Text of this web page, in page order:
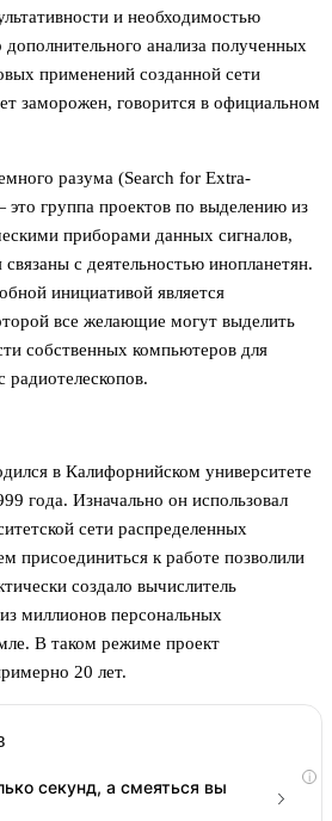
и необходимостью
анализа полученных
применений созданной сети
заморожен, говорится в официальном
разума (Search for Extra-
группа проектов по выделению из
приборами данных сигналов,
связаны с деятельностью инопланетян.
инициативой является
все желающие могут выделить
собственных компьютеров для
в Калифорнийском университете
года. Изначально он использовал
сети распределенных
присоединиться к работе позволили
создало вычислитель
миллионов персональных
В таком режиме проект
20 лет.
i
секунд, а смеяться вы